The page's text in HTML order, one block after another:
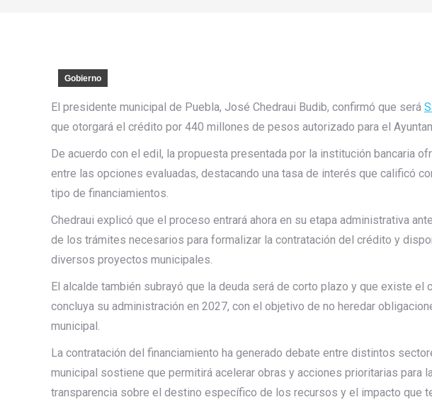
Gobierno
El presidente municipal de Puebla, José Chedraui Budib, confirmó que será
que otorgará el crédito por 440 millones de pesos autorizado para el
De acuerdo con el edil, la propuesta presentada por la institución bancaria
entre las opciones evaluadas, destacando una tasa de interés que calificó
tipo de financiamientos.
Chedraui explicó que el proceso entrará ahora en su etapa administrativa
de los trámites necesarios para formalizar la contratación del crédito y
diversos proyectos municipales.
El alcalde también subrayó que la deuda será de corto plazo y que existe
concluya su administración en 2027, con el objetivo de no heredar
municipal.
La contratación del financiamiento ha generado debate entre distintos
municipal sostiene que permitirá acelerar obras y acciones prioritarias para
transparencia sobre el destino específico de los recursos y el impacto que